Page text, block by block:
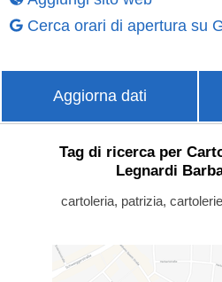
Cerca orari di apertura su
Aggiorna dati
Tag di ricerca per
Legnardi
cartoleria, patrizia,